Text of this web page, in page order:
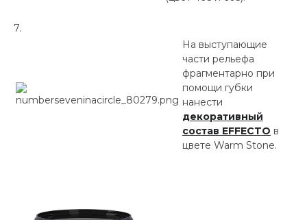
На выступающие
части рельефа
фрагментарно при
помощи губки
нанести
декоративный
состав EFFECTO в
цвете Warm Stone.